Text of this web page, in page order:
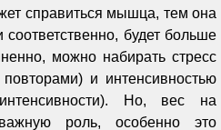
справиться мышца, тем она
будет больше
можно набирать стресс
и интенсивностью
Но, вес на
роль, особенно это